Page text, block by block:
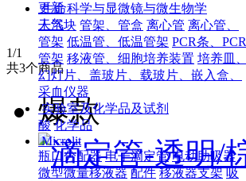
生命科学与显微镜与微生物学
干浴块 管架、管盒 离心管 离心管、
管架 低温管、低温管架 PCR条、PCR
管架 移液管、细胞培养装置 培养皿、
幻灯片、盖玻片、载玻片、嵌入盒、
采血仪器
实验室及化学品及试剂
酸 化学品
Microlit
瓶口分配器 电子滴定管 电动助吸器
微型微量移液器 配件 移液器支架 吸
更新
人气
1/1
共3个商品
爆款